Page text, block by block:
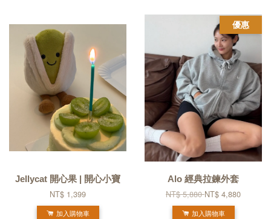
Jellycat 開心果 | 開心小寶
NT$ 1,399
加入購物車
優惠
Alo 經典拉鍊外套
NT$ 5,880NT$ 4,880
加入購物車